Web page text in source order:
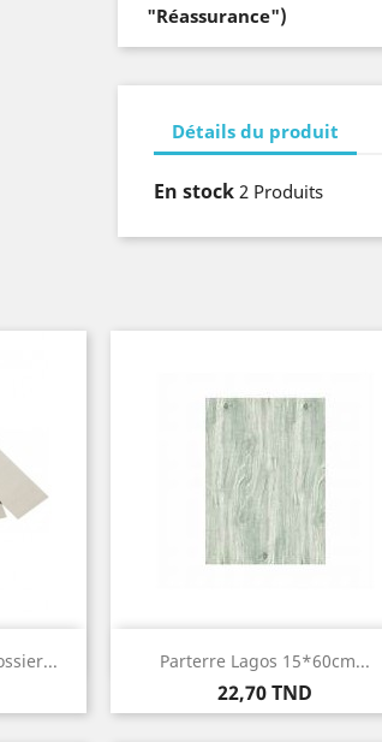
"Réassurance")
Détails du produit
En stock 2 Produits
Parterre Lagos 15*60cm...
Prix
22,70 TND
Aperçu rapide